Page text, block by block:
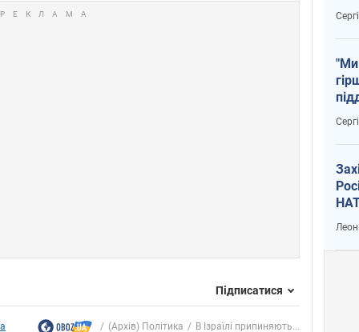
Підписатися
(Архів) Політика В Ізраїлі припиняють...
"Ми